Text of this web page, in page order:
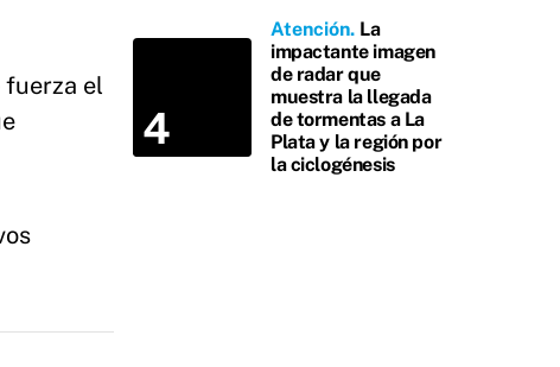
fuerza el
Atención La
impactante imagen
de radar que
muestra la llegada
de tormentas a La
Plata y la región por
la ciclogénesis